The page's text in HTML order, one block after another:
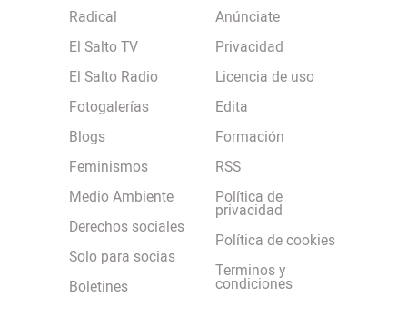
Radical
El Salto TV
El Salto Radio
Fotogalerías
Blogs
Feminismos
Medio Ambiente
Derechos sociales
Solo para socias
Boletines
Anúnciate
Privacidad
Licencia de uso
Edita
Formación
RSS
Política de
privacidad
Política de cookies
Terminos y
condiciones